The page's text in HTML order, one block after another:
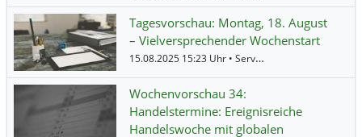
Tagesvorschau: Montag, 18. August
– Vielversprechender Wochenstart
15.08.2025 15:23 Uhr • Service • BörsenNEWS.de •
Wochenvorschau 34:
Handelstermine: Ereignisreiche
Handelswoche mit globalen